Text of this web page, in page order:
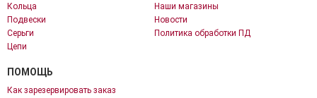
Кольца
Подвески
Серьги
Цепи
Наши магазины
Новости
Политика обработки ПД
ПОМОЩЬ
Как зарезервировать заказ